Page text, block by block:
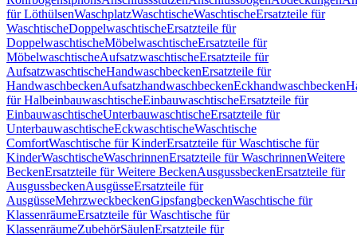
für LöthülsenWaschplatzWaschtischeWaschtischeErsatzteile für
WaschtischeDoppelwaschtischeErsatzteile für
DoppelwaschtischeMöbelwaschtischeErsatzteile für
MöbelwaschtischeAufsatzwaschtischeErsatzteile für
AufsatzwaschtischeHandwaschbeckenErsatzteile für
HandwaschbeckenAufsatzhandwaschbeckenEckhandwaschbecken
für HalbeinbauwaschtischeEinbauwaschtischeErsatzteile für
EinbauwaschtischeUnterbauwaschtischeErsatzteile für
UnterbauwaschtischeEckwaschtischeWaschtische
ComfortWaschtische für KinderErsatzteile für Waschtische für
KinderWaschtischeWaschrinnenErsatzteile für WaschrinnenWeitere
BeckenErsatzteile für Weitere BeckenAusgussbeckenErsatzteile für
AusgussbeckenAusgüsseErsatzteile für
AusgüsseMehrzweckbeckenGipsfangbeckenWaschtische für
KlassenräumeErsatzteile für Waschtische für
KlassenräumeZubehörSäulenErsatzteile für